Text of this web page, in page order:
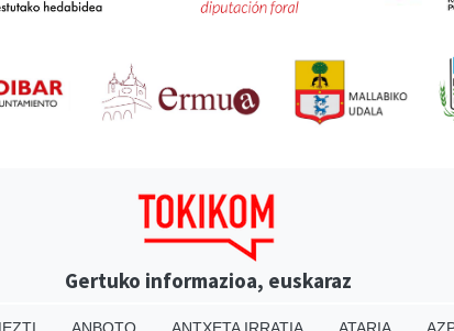
Gertuko informazioa, euskaraz